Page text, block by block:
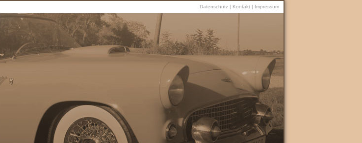
Datenschutz | Kontakt | Impressum